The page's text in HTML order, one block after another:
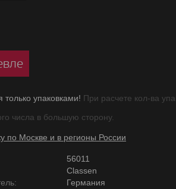
только упаковками! При расчете кол-ва
числа в большую сторону.
по Москве и в регионы России
56011
Classen
Германия